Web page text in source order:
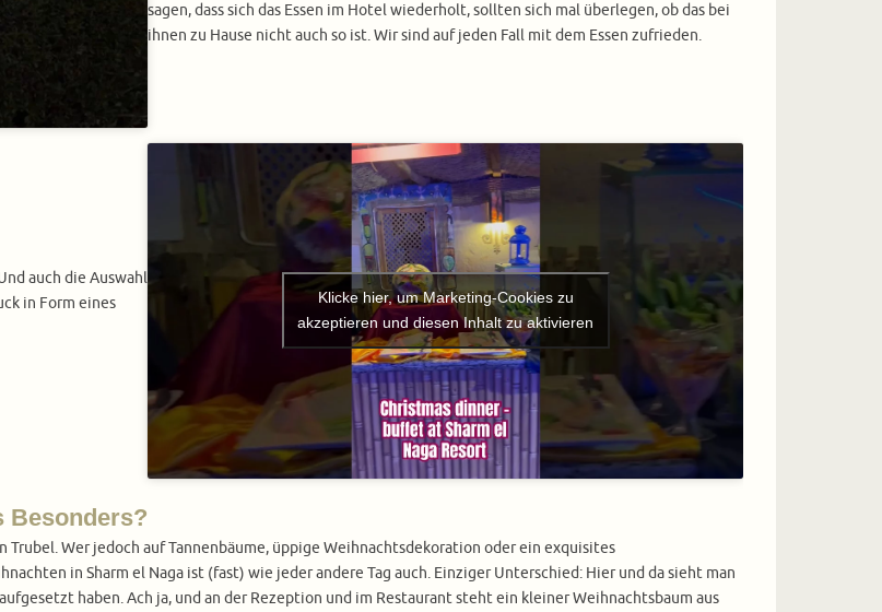
sagen, dass sich das Essen im Hotel wiederholt, sollten sich mal überlegen, ob das bei
ihnen zu Hause nicht auch so ist. Wir sind auf jeden Fall mit dem Essen zufrieden.
auch die Auswahl
in Form eines
Klicke hier, um Marketing-Cookies zu
akzeptieren und diesen Inhalt zu aktivieren
Besonders?
Wer jedoch auf Tannenbäume, üppige Weihnachtsdekoration oder ein exquisites
in Sharm el Naga ist (fast) wie jeder andere Tag auch. Einziger Unterschied: Hier und da sieht man
haben. Ach ja, und an der Rezeption und im Restaurant steht ein kleiner Weihnachtsbaum aus